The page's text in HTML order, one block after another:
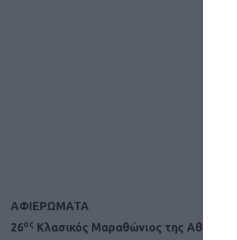
AΦΙΕΡΩΜΑΤΑ
26ος Κλασικός Μαραθώνιος της Αθήνας